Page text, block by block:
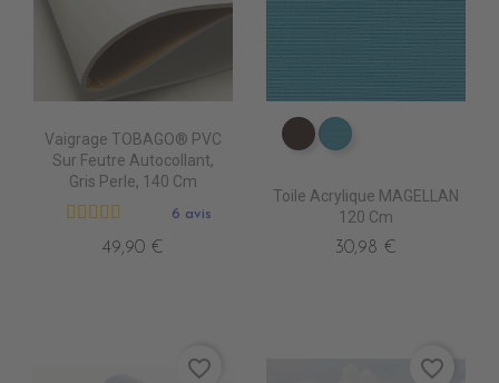
Vaigrage TOBAGO® PVC
Sur Feutre Autocollant,
Gris Perle, 140 Cm
6 avis
49,90 €
PR067 CHESTNUST
PR0770 LAGON
Toile Acrylique MAGELLAN
120 Cm
30,98 €
favorite_border favorite_border